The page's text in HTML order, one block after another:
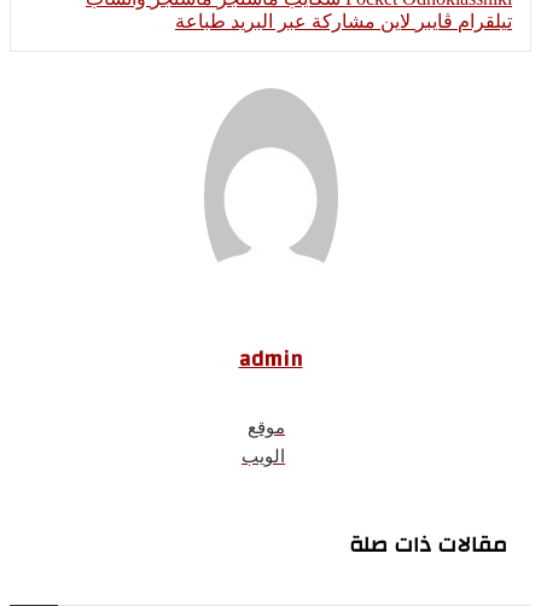
تيلقرام ڤايبر لاين مشاركة عبر البريد طباعة
admin
موقع
الويب
مقالات ذات صلة